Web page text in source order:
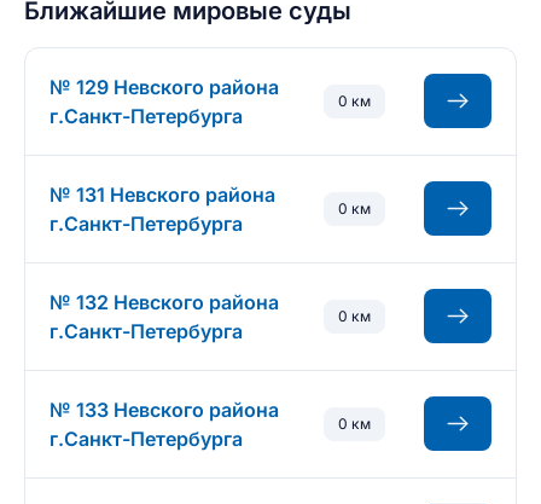
Ближайшие мировые суды
№ 129 Невского района
г.Санкт-Петербурга
0 км
№ 131 Невского района
г.Санкт-Петербурга
0 км
№ 132 Невского района
г.Санкт-Петербурга
0 км
№ 133 Невского района
г.Санкт-Петербурга
0 км